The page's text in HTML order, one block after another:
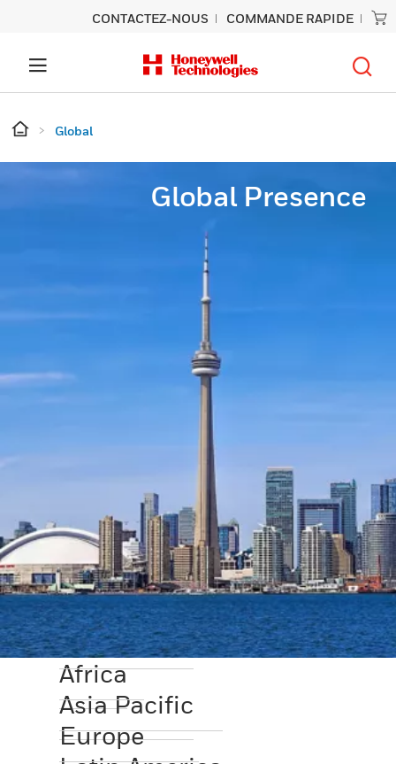
CONTACTEZ-NOUS COMMANDE RAPIDE
Global
Global Presence
Africa
Asia Pacific
Europe